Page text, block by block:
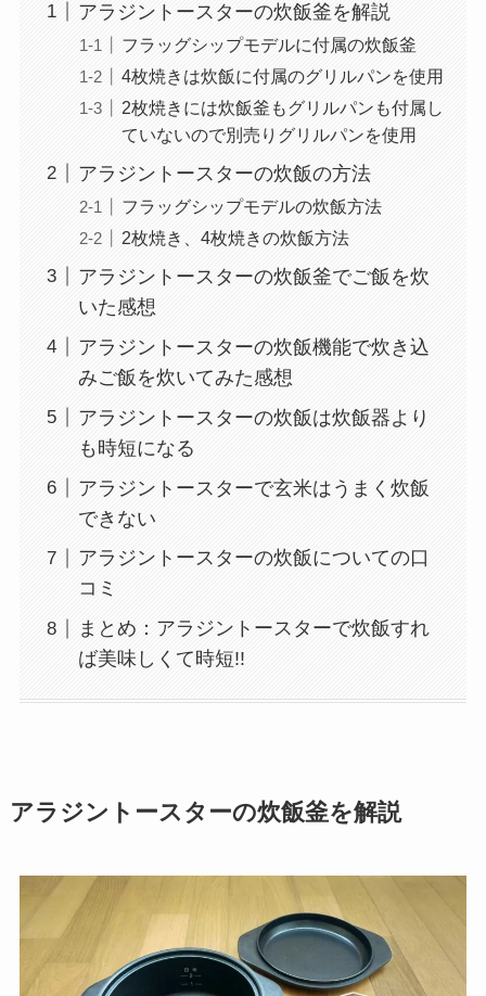
アラジントースターの炊飯釜を解説
フラッグシップモデルに付属の炊飯釜
4枚焼きは炊飯に付属のグリルパンを使用
2枚焼きには炊飯釜もグリルパンも付属し
ていないので別売りグリルパンを使用
アラジントースターの炊飯の方法
フラッグシップモデルの炊飯方法
2枚焼き、4枚焼きの炊飯方法
アラジントースターの炊飯釜でご飯を炊
いた感想
アラジントースターの炊飯機能で炊き込
みご飯を炊いてみた感想
アラジントースターの炊飯は炊飯器より
も時短になる
アラジントースターで玄米はうまく炊飯
できない
アラジントースターの炊飯についての口
コミ
まとめ：アラジントースターで炊飯すれ
ば美味しくて時短!!
アラジントースターの炊飯釜を解説